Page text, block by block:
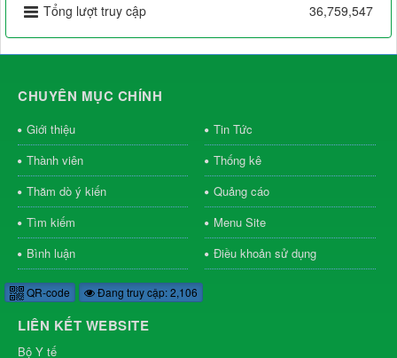
Tổng lượt truy cập
36,759,547
CHUYÊN MỤC CHÍNH
Giới thiệu
Tin Tức
Thành viên
Thống kê
Thăm dò ý kiến
Quảng cáo
Tìm kiếm
Menu Site
Bình luận
Điều khoản sử dụng
QR-code Đang truy cập: 2,106
LIÊN KẾT WEBSITE
Bộ Y tế